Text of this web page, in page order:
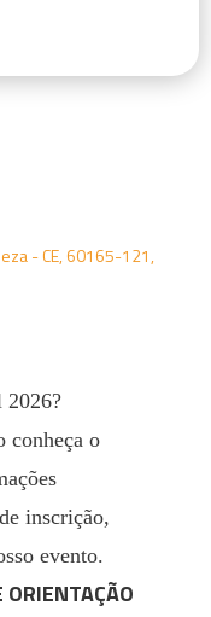
- CE, 60165-121,
2026?
conheça o
inscrição,
evento.